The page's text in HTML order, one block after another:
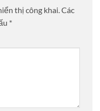
thị công khai.Các
*